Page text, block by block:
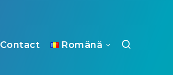
Contact Română